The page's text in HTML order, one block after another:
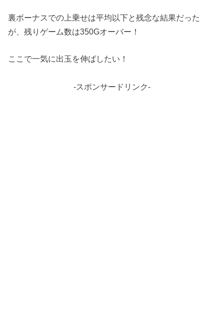
裏ボーナスでの上乗せは平均以下と残念な結果だった
が、残りゲーム数は350Gオーバー！
ここで一気に出玉を伸ばしたい！
-スポンサードリンク-